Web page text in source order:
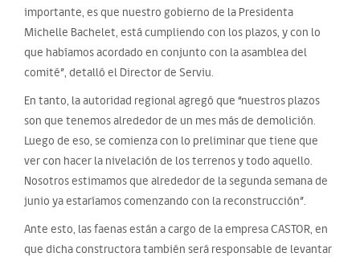
importante, es que nuestro gobierno de la Presidenta
Michelle Bachelet, está cumpliendo con los plazos, y con lo
que habíamos acordado en conjunto con la asamblea del
comité”, detalló el Director de Serviu.
En tanto, la autoridad regional agregó que “nuestros plazos
son que tenemos alrededor de un mes más de demolición.
Luego de eso, se comienza con lo preliminar que tiene que
ver con hacer la nivelación de los terrenos y todo aquello.
Nosotros estimamos que alrededor de la segunda semana de
junio ya estaríamos comenzando con la reconstrucción”.
Ante esto, las faenas están a cargo de la empresa CASTOR, en
que dicha constructora también será responsable de levantar